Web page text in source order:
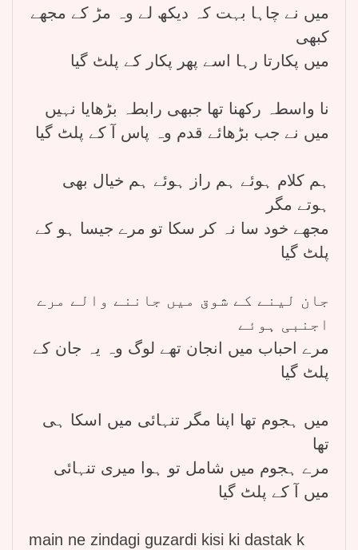
میں نے چاہا بہت کہ دیکھ لے وہ مڑ کے مجھے
کبھی
میں پکارتا رہا اسے پھر پکار کے پلٹ گیا
نا واسطہ رکھنا تھا جبھی رابطہ بڑھایا نہیں
میں نے جب بڑھائے قدم وہ پاس آ کے پلٹ گیا
ہم کلام ہوئے ہم راز ہوئے ہم خیال بھی
ہوتے مگر
مجھے خود سا نہ کر سکا تو مرے جیسا ہو کے
پلٹ گیا
جان لینے کے شوق میں جاننے والے مرے
اجنبی ہوئے
مرے احباب میں انجان تھے لوگ وہ یہ جان کے
پلٹ گیا
میں ہجوم تھا اپنا مگر تنہائی میں اسکا ہی
تھا
مرے ہجوم میں شامل تو ہوا میری تنہائی
میں آ کے پلٹ گیا
main ne zindagi guzardi kisi ki dastak k